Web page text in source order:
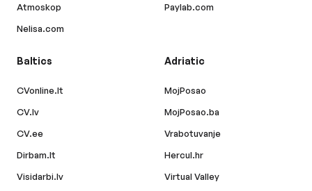
Atmoskop
Nelisa.com
Paylab.com
Baltics
CVonline.lt
CV.lv
CV.ee
Dirbam.lt
Visidarbi.lv
Adriatic
MojPosao
MojPosao.ba
Vrabotuvanje
Hercul.hr
Virtual Valley